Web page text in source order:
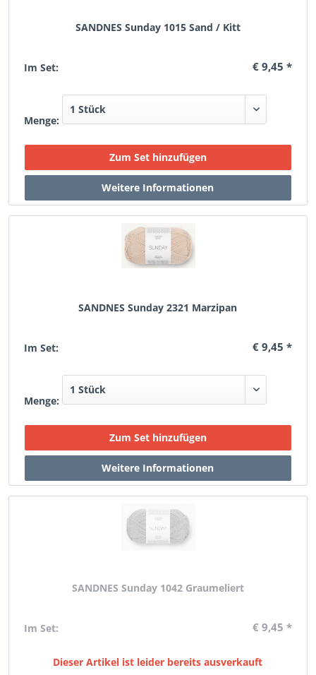
SANDNES Sunday 1015 Sand / Kitt
Im Set: € 9,45 *
Menge:
SANDNES Sunday 2321 Marzipan
Im Set: € 9,45 *
Menge:
SANDNES Sunday 1042 Graumeliert
Im Set: € 9,45 *
Dieser Artikel ist leider bereits ausverkauft